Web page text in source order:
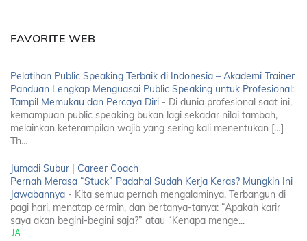
FAVORITE WEB
Pelatihan Public Speaking Terbaik di Indonesia – Akademi Trainer
Panduan Lengkap Menguasai Public Speaking untuk Profesional:
Tampil Memukau dan Percaya Diri - Di dunia profesional saat ini,
kemampuan public speaking bukan lagi sekadar nilai tambah,
melainkan keterampilan wajib yang sering kali menentukan […]
Th...
Jumadi Subur | Career Coach
Pernah Merasa “Stuck” Padahal Sudah Kerja Keras? Mungkin Ini
Jawabannya - Kita semua pernah mengalaminya. Terbangun di
pagi hari, menatap cermin, dan bertanya-tanya: “Apakah karir
saya akan begini-begini saja?” atau “Kenapa menge...